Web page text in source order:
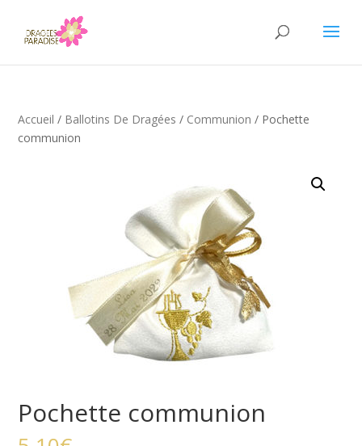
Accueil / Ballotins De Dragées / Communion / Pochette
communion
Pochette communion